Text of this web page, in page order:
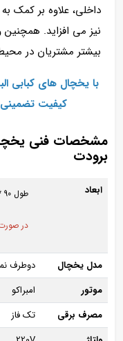
داخلی، علاوه بر کمک
نیز می‌ افزاید.
بیشتر مشتریان در
با یخچال‌ های کبابی
کیفیت
مشخصات فنی
برودت
ابعاد طول 90 * عمق 90 * ارتفاع 2 متر 30 سانتی متر
در صورت
مدل یخچال
دوطرف
موتور
امبراکو
مصرف برقی
تک فاز